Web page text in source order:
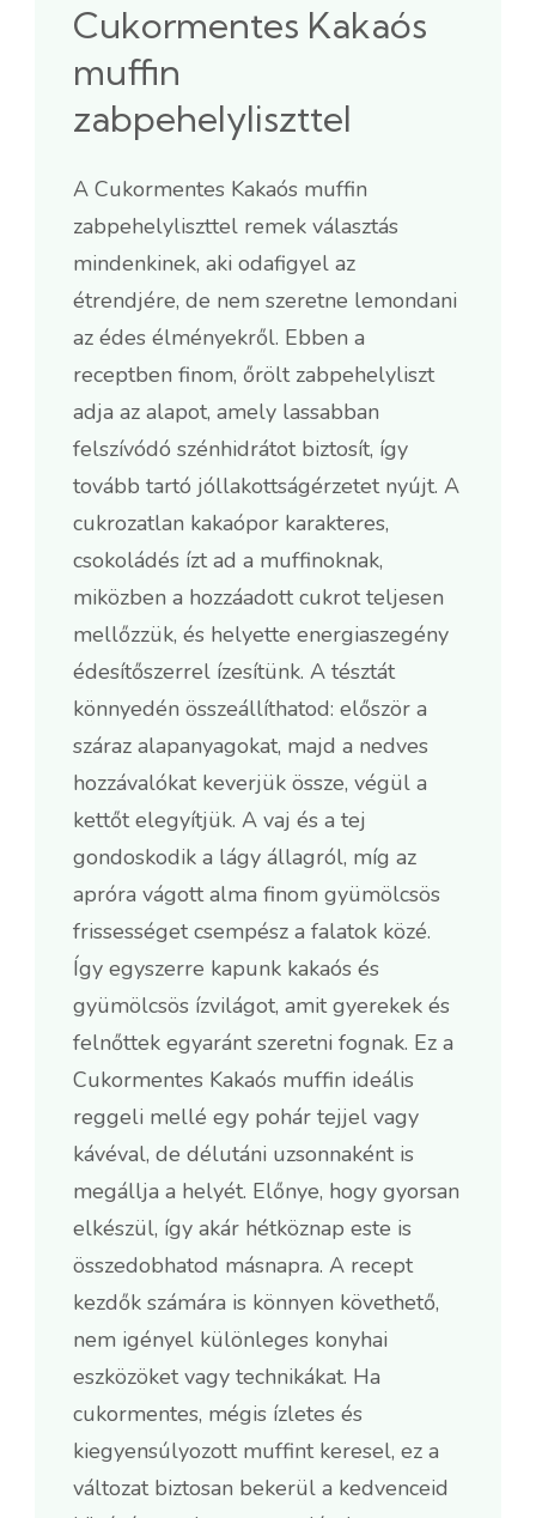
Cukormentes Kakaós
muffin
zabpehelyliszttel
A Cukormentes Kakaós muffin
zabpehelyliszttel remek választás
mindenkinek, aki odafigyel az
étrendjére, de nem szeretne lemondani
az édes élményekről. Ebben a
receptben finom, őrölt zabpehelyliszt
adja az alapot, amely lassabban
felszívódó szénhidrátot biztosít, így
tovább tartó jóllakottságérzetet nyújt. A
cukrozatlan kakaópor karakteres,
csokoládés ízt ad a muffinoknak,
miközben a hozzáadott cukrot teljesen
mellőzzük, és helyette energiaszegény
édesítőszerrel ízesítünk. A tésztát
könnyedén összeállíthatod: először a
száraz alapanyagokat, majd a nedves
hozzávalókat keverjük össze, végül a
kettőt elegyítjük. A vaj és a tej
gondoskodik a lágy állagról, míg az
apróra vágott alma finom gyümölcsös
frissességet csempész a falatok közé.
Így egyszerre kapunk kakaós és
gyümölcsös ízvilágot, amit gyerekek és
felnőttek egyaránt szeretni fognak. Ez a
Cukormentes Kakaós muffin ideális
reggeli mellé egy pohár tejjel vagy
kávéval, de délutáni uzsonnaként is
megállja a helyét. Előnye, hogy gyorsan
elkészül, így akár hétköznap este is
összedobhatod másnapra. A recept
kezdők számára is könnyen követhető,
nem igényel különleges konyhai
eszközöket vagy technikákat. Ha
cukormentes, mégis ízletes és
kiegyensúlyozott muffint keresel, ez a
változat biztosan bekerül a kedvenceid